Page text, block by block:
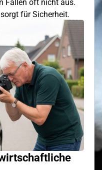
Fällen oft nicht aus.
für Sicherheit.